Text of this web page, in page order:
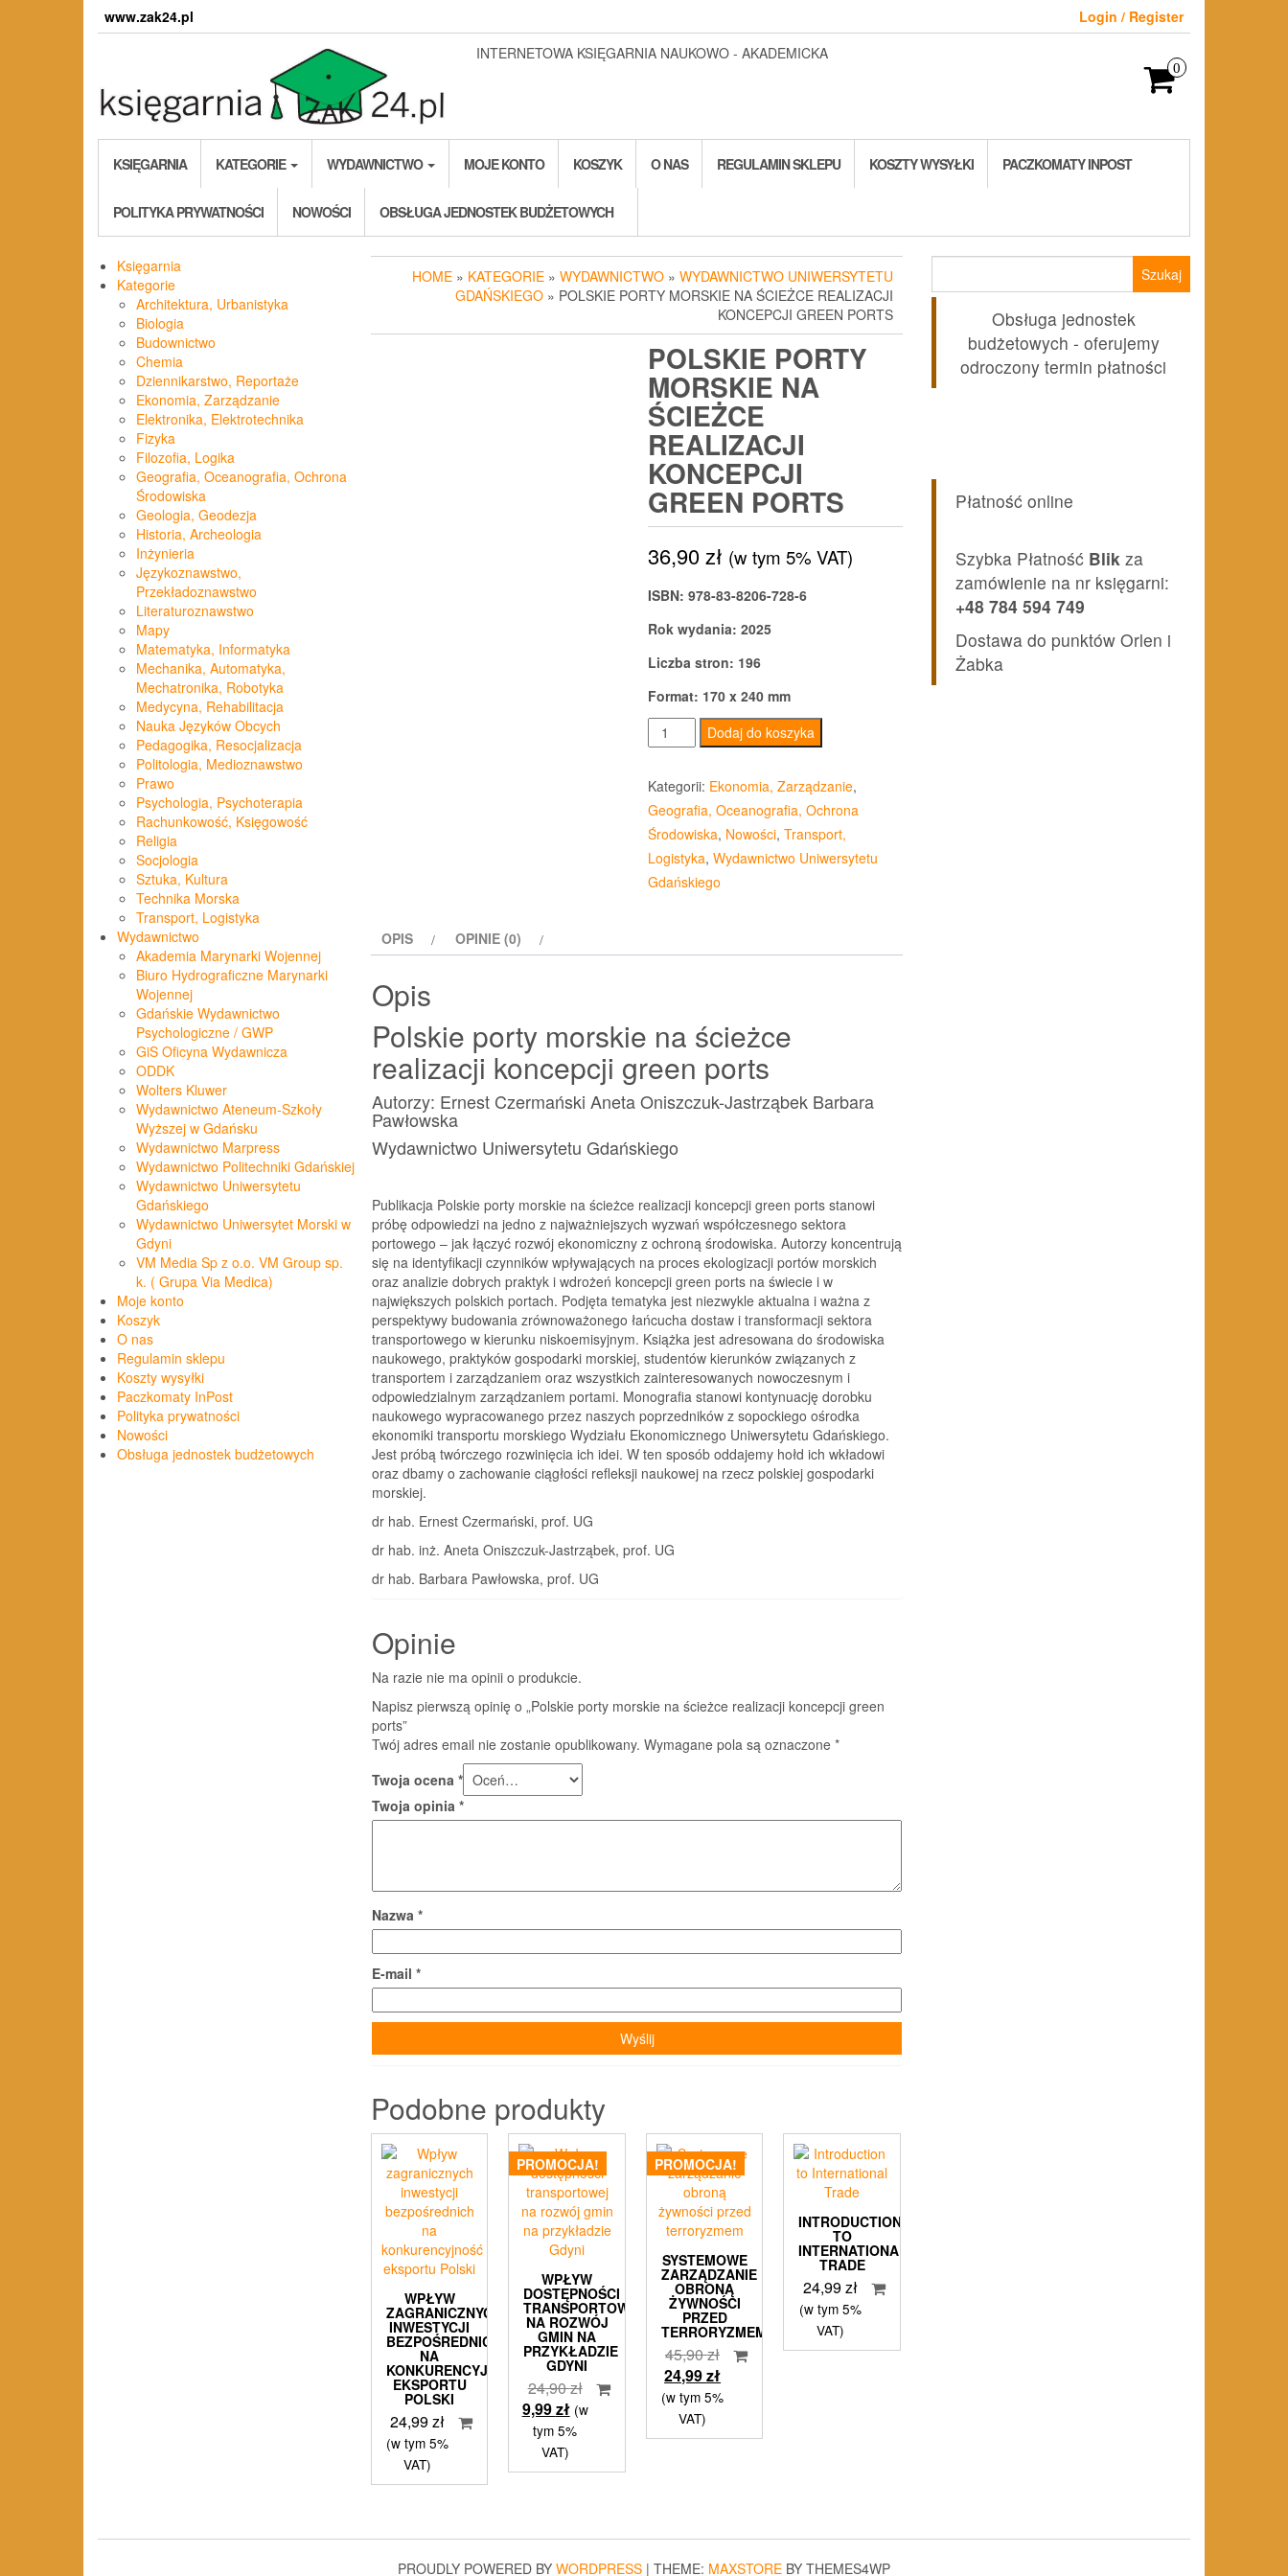
www.zak24.pl
Login / Register
INTERNETOWA KSIĘGARNIA NAUKOWO - AKADEMICKA
0
KSIĘGARNIA KATEGORIE WYDAWNICTWO MOJE KONTO KOSZYK O NAS REGULAMIN SKLEPU KOSZTY WYSYŁKI PACZKOMATY INPOST
POLITYKA PRYWATNOŚCI NOWOŚCI OBSŁUGA JEDNOSTEK BUDŻETOWYCH
Księgarnia
Kategorie
Architektura, Urbanistyka
Biologia
Budownictwo
Chemia
Dziennikarstwo, Reportaże
Ekonomia, Zarządzanie
Elektronika, Elektrotechnika
Fizyka
Filozofia, Logika
Geografia, Oceanografia, Ochrona
Środowiska
Geologia, Geodezja
Historia, Archeologia
Inżynieria
Językoznawstwo,
Przekładoznawstwo
Literaturoznawstwo
Mapy
Matematyka, Informatyka
Mechanika, Automatyka,
Mechatronika, Robotyka
Medycyna, Rehabilitacja
Nauka Języków Obcych
Pedagogika, Resocjalizacja
Politologia, Medioznawstwo
Prawo
Psychologia, Psychoterapia
Rachunkowość, Księgowość
Religia
Socjologia
Sztuka, Kultura
Technika Morska
Transport, Logistyka
Wydawnictwo
Akademia Marynarki Wojennej
Biuro Hydrograficzne Marynarki
Wojennej
Gdańskie Wydawnictwo
Psychologiczne / GWP
GiS Oficyna Wydawnicza
ODDK
Wolters Kluwer
Wydawnictwo Ateneum-Szkoły
Wyższej w Gdańsku
Wydawnictwo Marpress
Wydawnictwo Politechniki Gdańskiej
Wydawnictwo Uniwersytetu
Gdańskiego
Wydawnictwo Uniwersytet Morski w
Gdyni
VM Media Sp z o.o. VM Group sp.
k. ( Grupa Via Medica)
Moje konto
Koszyk
O nas
Regulamin sklepu
Koszty wysyłki
Paczkomaty InPost
Polityka prywatności
Nowości
Obsługa jednostek budżetowych
HOME » KATEGORIE » WYDAWNICTWO » WYDAWNICTWO UNIWERSYTETU
GDAŃSKIEGO » POLSKIE PORTY MORSKIE NA ŚCIEŻCE REALIZACJI
KONCEPCJI GREEN PORTS
POLSKIE PORTY
MORSKIE NA
ŚCIEŻCE
REALIZACJI
KONCEPCJI
GREEN PORTS
36,90zł (w tym 5% VAT)
ISBN: 978-83-8206-728-6
Rok wydania: 2025
Liczba stron: 196
Format: 170 x 240 mm
ilość
Polskie
porty
morskie
na
ścieżce
realizacji
koncepcji
Dodaj do koszyka
Kategorii: Ekonomia, Zarządzanie,
Geografia, Oceanografia, Ochrona
Środowiska, Nowości, Transport,
Logistyka, Wydawnictwo Uniwersytetu
Gdańskiego
OPIS OPINIE (0)
Opis
Polskie porty morskie na ścieżce
realizacji koncepcji green ports
Autorzy: Ernest Czermański Aneta Oniszczuk-Jastrząbek Barbara
Pawłowska
Wydawnictwo Uniwersytetu Gdańskiego
Publikacja Polskie porty morskie na ścieżce realizacji koncepcji green ports stanowi
próbę odpowiedzi na jedno z najważniejszych wyzwań współczesnego sektora
portowego – jak łączyć rozwój ekonomiczny z ochroną środowiska. Autorzy koncentrują
się na identyfikacji czynników wpływających na proces ekologizacji portów morskich
oraz analizie dobrych praktyk i wdrożeń koncepcji green ports na świecie i w
największych polskich portach. Podjęta tematyka jest niezwykle aktualna i ważna z
perspektywy budowania zrównoważonego łańcucha dostaw i transformacji sektora
transportowego w kierunku niskoemisyjnym. Książka jest adresowana do środowiska
naukowego, praktyków gospodarki morskiej, studentów kierunków związanych z
transportem i zarządzaniem oraz wszystkich zainteresowanych nowoczesnym i
odpowiedzialnym zarządzaniem portami. Monografia stanowi kontynuację dorobku
naukowego wypracowanego przez naszych poprzedników z sopockiego ośrodka
ekonomiki transportu morskiego Wydziału Ekonomicznego Uniwersytetu Gdańskiego.
Jest próbą twórczego rozwinięcia ich idei. W ten sposób oddajemy hołd ich wkładowi
oraz dbamy o zachowanie ciągłości refleksji naukowej na rzecz polskiej gospodarki
morskiej.
dr hab. Ernest Czermański, prof. UG
dr hab. inż. Aneta Oniszczuk-Jastrząbek, prof. UG
dr hab. Barbara Pawłowska, prof. UG
Opinie
Na razie nie ma opinii o produkcie.
Napisz pierwszą opinię o „Polskie porty morskie na ścieżce realizacji koncepcji green
ports”
Twój adres email nie zostanie opublikowany. Wymagane pola są oznaczone *
Twoja ocena *
Twoja opinia *
Nazwa *
E-mail *
Podobne produkty
WPŁYW
ZAGRANICZNYCH
INWESTYCJI
BEZPOŚREDNICH
NA
KONKURENCYJNOŚĆ
EKSPORTU
POLSKI
24,99zł
(w tym 5%
VAT)
PROMOCJA!
WPŁYW
DOSTĘPNOŚCI
TRANSPORTOWEJ
NA ROZWÓJ
GMIN NA
PRZYKŁADZIE
GDYNI
24,90złPierwotna
cena
9,99złAktualna
cena
9,99 zł.
(w
tym 5%
VAT)
PROMOCJA!
SYSTEMOWE
ZARZĄDZANIE
OBRONĄ
ŻYWNOŚCI
PRZED
TERRORYZMEM
45,90złPierwotna
cena
wynosiła:
24,99złAktualna
cena
24,99 zł.
(w tym 5%
VAT)
INTRODUCTION
TO
INTERNATIONAL
TRADE
24,99zł
(w tym 5%
VAT)
Obsługa jednostek
budżetowych - oferujemy
odroczony termin płatności
Płatność online
Szybka Płatność Blik za
zamówienie na nr księgarni:
+48 784 594 749
Dostawa do punktów Orlen i
Żabka
PROUDLY POWERED BY WORDPRESS | THEME: MAXSTORE BY THEMES4WP